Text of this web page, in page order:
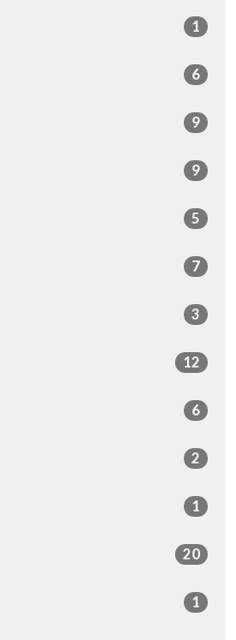
1
6
9
9
5
7
3
12
6
2
1
20
1